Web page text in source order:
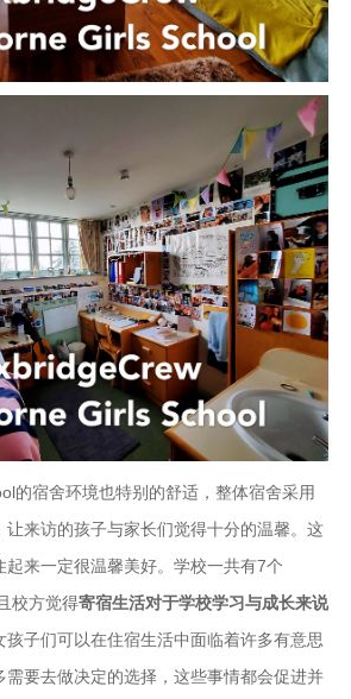
的宿舍环境也特别的舒适，整体宿舍采用
让来访的孩子与家长们觉得十分的温馨。这
起来一定很温馨美好。学校一共有7个
校方觉得寄宿生活对于学校学习与成长来说
孩子们可以在住宿生活中面临着许多有意思
需要去做决定的选择，这些事情都会促进并